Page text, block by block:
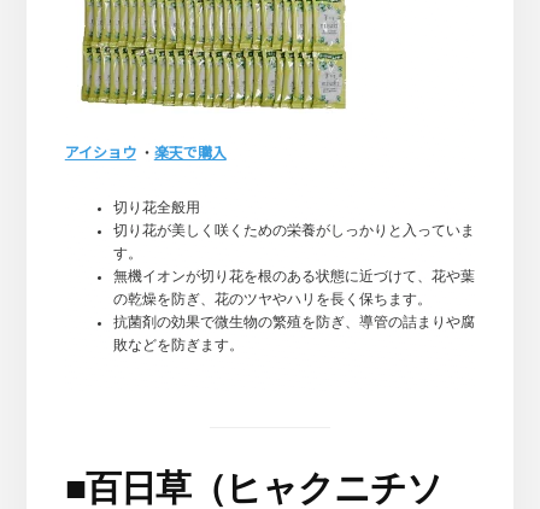
アイショウ・ 楽天で購入
切り花全般用
切り花が美しく咲くための栄養がしっかりと入っていま
す。
無機イオンが切り花を根のある状態に近づけて、花や葉
の乾燥を防ぎ、花のツヤやハリを長く保ちます。
抗菌剤の効果で微生物の繁殖を防ぎ、導管の詰まりや腐
敗などを防ぎます。
■百日草（ヒャクニチソ